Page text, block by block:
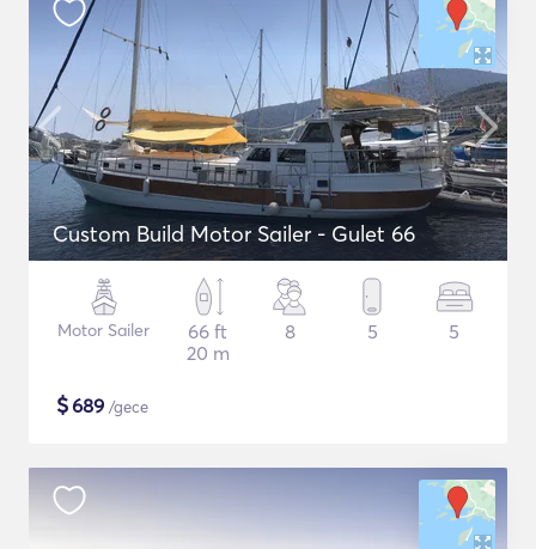
Custom Build Motor Sailer - Gulet 66
Motor Sailer
66 ft
20 m
8 5 5
$689 /gece